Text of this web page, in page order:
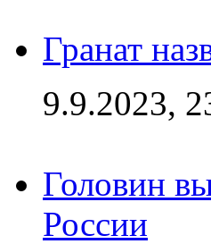
Гранат
9.9.2023,
Головин
России